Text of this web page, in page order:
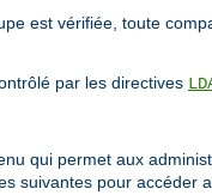
est vérifiée, toute
par les directives
qui permet aux
suivantes pour accéder